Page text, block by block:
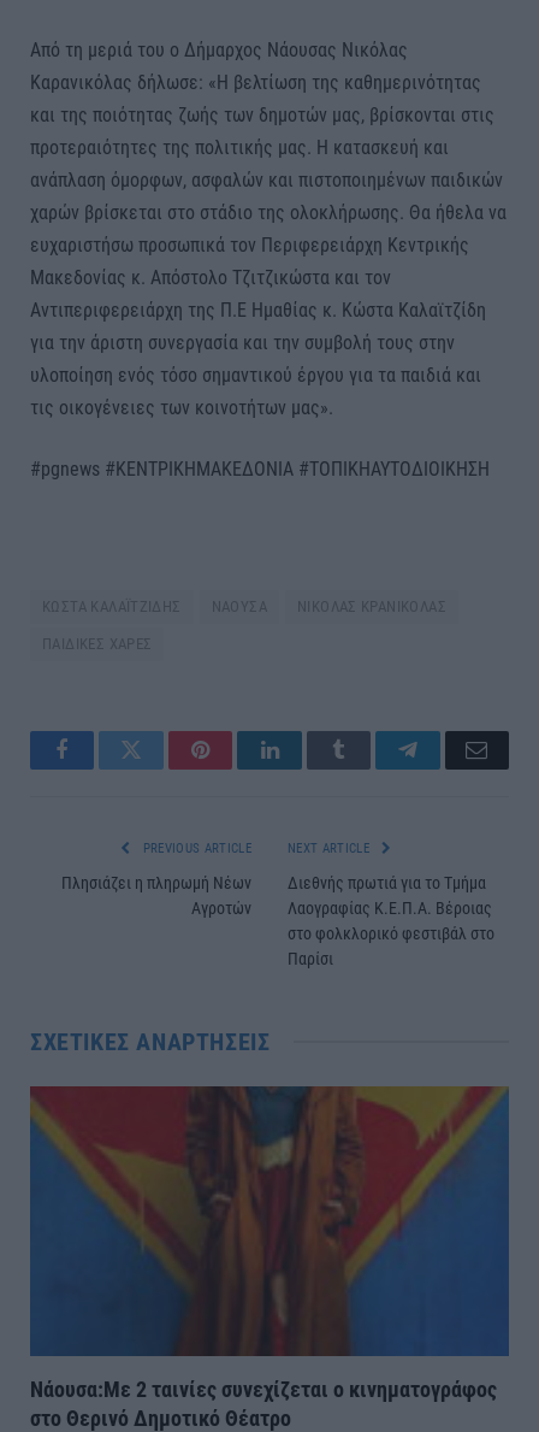
Από τη μεριά του ο Δήμαρχος Νάουσας Νικόλας
Καρανικόλας δήλωσε: «Η βελτίωση της καθημερινότητας
και της ποιότητας ζωής των δημοτών μας, βρίσκονται στις
προτεραιότητες της πολιτικής μας. Η κατασκευή και
ανάπλαση όμορφων, ασφαλών και πιστοποιημένων παιδικών
χαρών βρίσκεται στο στάδιο της ολοκλήρωσης. Θα ήθελα να
ευχαριστήσω προσωπικά τον Περιφερειάρχη Κεντρικής
Μακεδονίας κ. Απόστολο Τζιτζικώστα και τον
Αντιπεριφερειάρχη της Π.Ε Ημαθίας κ. Κώστα Καλαϊτζίδη
για την άριστη συνεργασία και την συμβολή τους στην
υλοποίηση ενός τόσο σημαντικού έργου για τα παιδιά και
τις οικογένειες των κοινοτήτων μας».
#pgnews #ΚΕΝΤΡΙΚΗΜΑΚΕΔΟΝΙΑ #ΤΟΠΙΚΗΑΥΤΟΔΙΟΙΚΗΣΗ
ΚΩΣΤΑ ΚΑΛΑΪΤΖΙΔΗΣ ΝΑΟΥΣΑ ΝΙΚΟΛΑΣ ΚΡΑΝΙΚΟΛΑΣ
ΠΑΙΔΙΚΕΣ ΧΑΡΕΣ
FacebookTwitter PinterestLinkedInTumblr TelegramEmail
PREVIOUS ARTICLE
Πλησιάζει η πληρωμή Νέων
Αγροτών
NEXT ARTICLE
Διεθνής πρωτιά για το Τμήμα
Λαογραφίας Κ.Ε.Π.Α. Βέροιας
στο φολκλορικό φεστιβάλ στο
Παρίσι
ΣΧΕΤΙΚΈΣ ΑΝΑΡΤΉΣΕΙΣ
Νάουσα:Με 2 ταινίες συνεχίζεται ο κινηματογράφος
στο Θερινό Δημοτικό Θέατρο